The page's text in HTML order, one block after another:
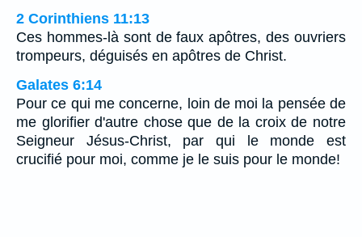
2 Corinthiens 11:13
Ces hommes-là sont de faux apôtres, des ouvriers
trompeurs, déguisés en apôtres de Christ.
Galates 6:14
Pour ce qui me concerne, loin de moi la pensée de
me glorifier d'autre chose que de la croix de notre
Seigneur Jésus-Christ, par qui le monde est
crucifié pour moi, comme je le suis pour le monde!